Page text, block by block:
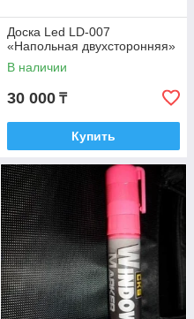
Доска Led LD-007
«Напольная двухсторонняя»
В наличии
30 000 ₸
Купить